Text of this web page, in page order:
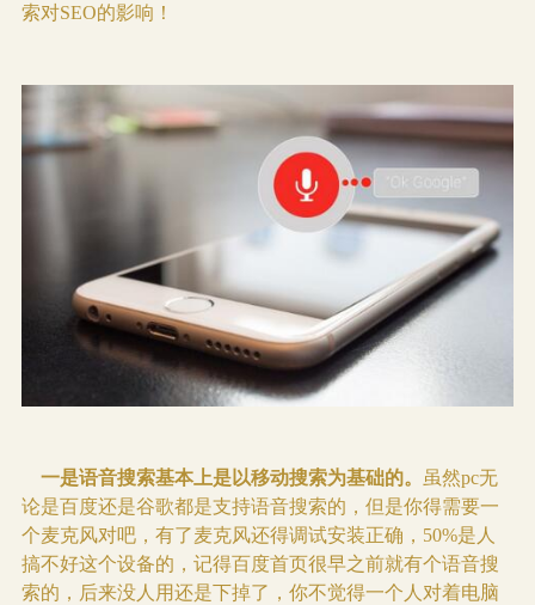
索对SEO的影响！
一是语音搜索基本上是以移动搜索为基础的。
虽然pc无
论是百度还是谷歌都是支持语音搜索的，但是你得需要一
个麦克风对吧，有了麦克风还得调试安装正确，50%是人
搞不好这个设备的，记得百度首页很早之前就有个语音搜
索的，后来没人用还是下掉了，你不觉得一个人对着电脑